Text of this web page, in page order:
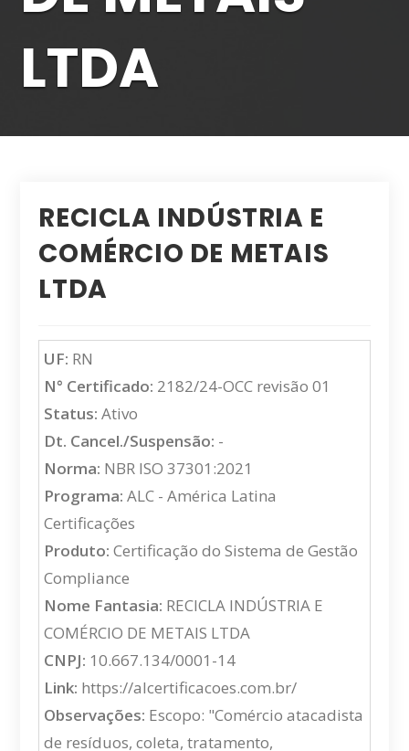
LTDA
RECICLA INDÚSTRIA E
COMÉRCIO DE METAIS
LTDA
UF: RN
N° Certificado: 2182/24-OCC revisão 01
Status: Ativo
Dt. Cancel./Suspensão: -
Norma: NBR ISO 37301:2021
Programa: ALC - América Latina
Certificações
Produto: Certificação do Sistema de Gestão
Compliance
Nome Fantasia: RECICLA INDÚSTRIA E
COMÉRCIO DE METAIS LTDA
CNPJ: 10.667.134/0001-14
Link: https://alcertificacoes.com.br/
Observações: Escopo: "Comércio atacadista
de resíduos, coleta, tratamento,